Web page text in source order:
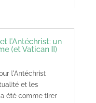
l’Antéchrist: un
(et Vatican II)
l'Antéchrist
et les
été comme tirer